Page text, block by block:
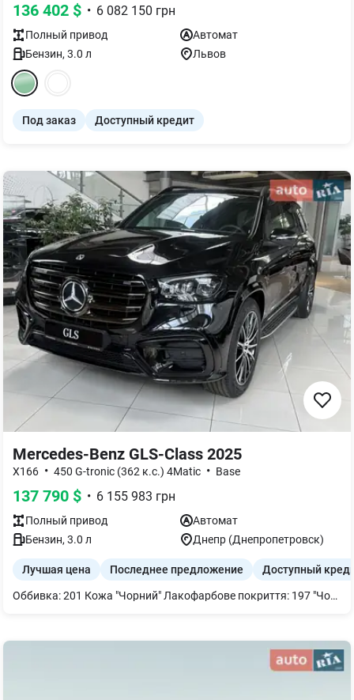
136 402 $ • 6 082 150 грн
Полный привод
Автомат
Бензин, 3.0 л Львов
Под заказ Доступный кредит
Mercedes-Benz GLS-Class 2025
X166 • 450 G-tronic (362 к.с.) 4Matic • Base
137 790 $ • 6 155 983 грн
Полный привод
Автомат
Бензин, 3.0 л Днепр (Днепропетровск)
Лучшая цена Последнее предложение Доступный
Оббивка: 201 Кожа "Чорний" Лакофарбове покриття: 197 "Чорний обсидіан", металік PWT Пакет Advanced-Plus 234 Система моніторингу "сліпих зон" автомобіля 293 Бічні подушки безпеки в задній частині салону 413 Панорамний зсувний дах з електроприводом 642 Світлодіодні фари MULTIBEAM LED 669 Складане запасне колесо 840 Термопоглинаюче скло з темним тонуванням 883 Сервопривод дверей PDB Пакет Advanced Plus з Digital Extras 14U Digital Extra: MBUX Інтеграція для смартфона 401 Кліматизовані сидіння водія та переднього пасажира 543 Подвійні сонцезахисні козирки 581 Автоматична система кондиціонування повітря THERMOTRONIC 628 Адаптивний асистент дальнього світла Plus 810 Акустична система об'ємного звучання Burmester® 897 Бездротова система зарядки для мобільних пристроїв спереди P17 Пакет KEYLESS-GO Комфорт з Digital Extra 871 Доступ HANDS-FREE 889 KEYLESS-GO P47 Digital Extra: MB.DRIVE PARKING ASSIST 360 04U Прозорий капот 235 Активний паркувальний асистент з парктроніком 501 Камера 360° U82 2 роз'єми USB у задній частині салону U19 Digital Extra: Доповнена реальність MBUX для навігації P79 Digital Extra: Асистент MB.DRIVE 239 Активна система підтримки дистанції DISTRONIC 243 Активний асистент утримання в смузі руху 266 Рульовий асистент P69 Пакет "Тепло та комфорт" 872 Підігрів задніх сидінь 902 Підігрів сидінь Plus для водія та переднього пасажира 906 Підігрів підлокітника для водія та переднього пасажира 907 Задні подушки з підігрівом P31 Екстер'єр AMG Line 772 Стайлінг AMG L5C Мультифункціональне спортивне рульове колесо оздоблення шкіра nappa RPB Легкосплавні колісні диски AMG, розміром 55,9 см (22"), багатоспицевий дизайн U26 Коврижки AMG U28 Гальмівна система зі збільшеними гальмівними